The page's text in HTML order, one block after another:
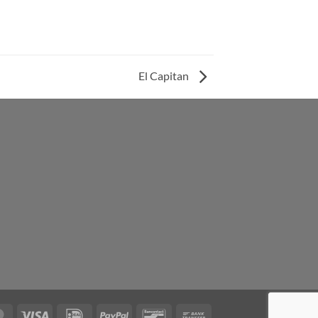
El Capitan